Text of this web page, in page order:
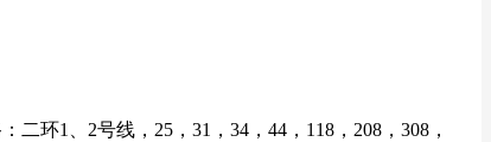
环1、2号线，25，31，34，44，118，208，308，